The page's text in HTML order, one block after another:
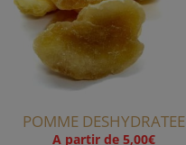
POMME DESHYDRATEE
A partir de5,00€